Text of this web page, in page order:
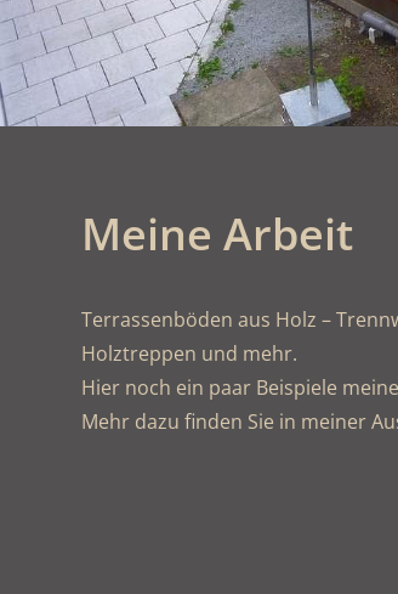
Meine Arbeit
Terrassenböden aus Holz –
Holztreppen und mehr.
Hier noch ein paar Beispiele
Mehr dazu finden Sie in meiner